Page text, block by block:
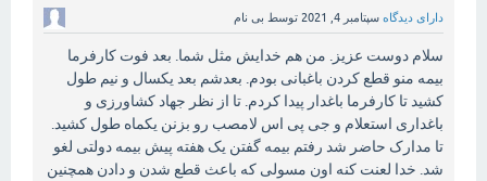
دارای دیدگاه سپتامبر 4, 2021 توسط بی نام
سلام دوست عزیز. من هم خدایش مثل شما. بعد فوت کارفرما
بیمه منو قطع کردن باغبانی بودم. بعدشم بعد یکسال و نیم طول
کشید تا کارفرما باغدار پیدا کردم. تا از نظر جهاد کشاورزی و
باغداری استعلام و جی پی اس لامصب رو بزنن یکماه طول کشید.
تا مدارک حاضر شد رفتم بیمه گفتن یک هفته پیش بیمه دولتی لغو
شد. خدا لعنت کنه اون مسولی که باعث قطع شدن و دادن همچنین